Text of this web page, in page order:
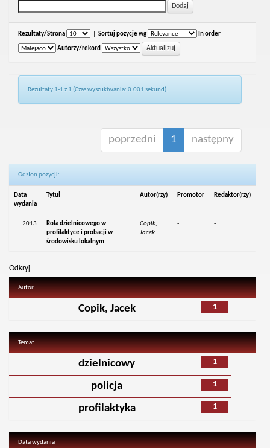
Rezultaty/Strona Sortuj pozycje wg In order
Autorzy/rekord
Rezultaty 1-1 z 1 (Czas wyszukiwania: 0.001 sekund).
poprzedni 1 następny
Odsłon pozycji:
Data
wydania
Tytuł Autor(rzy) Promotor Redaktor(rzy)
2013
Rola dzielnicowego w
profilaktyce i probacji w
środowisku lokalnym
Copik,
Jacek
- -
Odkryj
Autor
1
Copik, Jacek
Temat
1
dzielnicowy
1
policja
1
profilaktyka
Data wydania